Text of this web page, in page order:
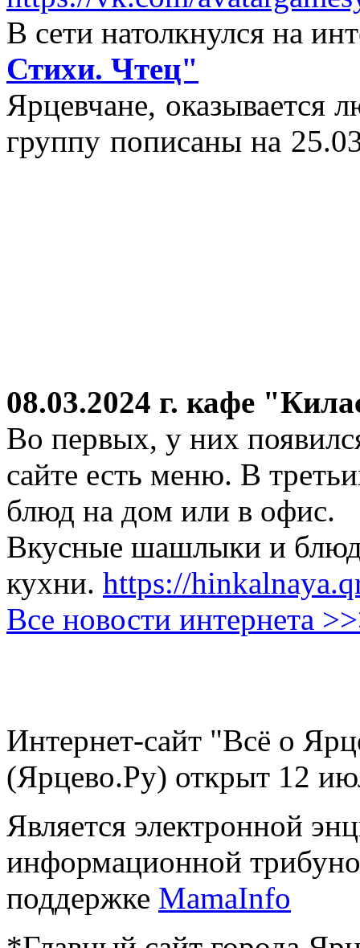
В сети натолкнулся на
Стихи. Чтец"
Ярцевчане,
группу пописаны на
08.03.2024 г. кафе
Во первых, у них
сайте есть меню. В
блюд на дом или в офис.
Вкусные шашлыки и
кухни. https://
Все новости интернета
Интернет-сайт "Всё о
(Ярцево.Ру) открыт 12
Является электронной
информационной
поддержке MamaInfo